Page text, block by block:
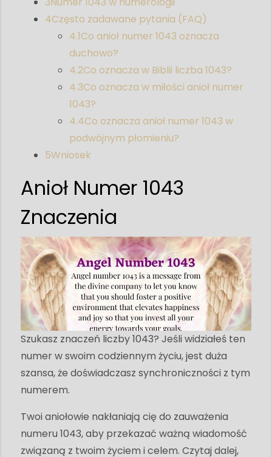
4Często zadawane pytania (FAQ)
4.1Co anioł numer 1043 oznacza
duchowo?
4.2Co oznacza w Biblii liczba 1043?
4.3Co oznacza w miłości anioł numer
1043?
4.4Co oznacza anioł numer 1043 w
podwójnym płomieniu?
5Wniosek
Anioł Numer 1043
Znaczenia
Szukasz znaczeń liczby 1043? Jeśli widziałeś ten
numer w swoim codziennym życiu, jest duża
szansa, że ​​doświadczasz synchroniczności z tym
numerem.
Twoi aniołowie nakłaniają cię do zauważenia
numeru 1043, aby przekazać ważną wiadomość
związaną z twoim życiem i celem. Czytaj dalej,